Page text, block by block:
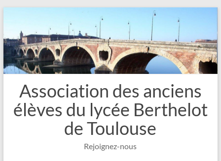
contenu
Association des anciens
élèves du lycée Berthelot
de Toulouse
Rejoignez-nous